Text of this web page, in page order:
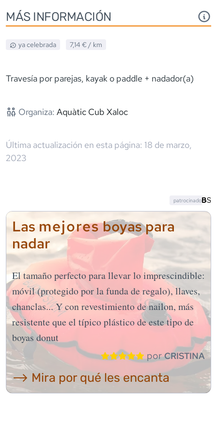
MÁS INFORMACIÓN
ya celebrada 7,14 € / km
Travesía por parejas, kayak o paddle + nadador(a)
Organiza: Aquàtic Cub Xaloc
Última actualización en esta página: 18 de marzo,
2023
Las mejoresboyas para
nadar
El tamaño perfecto para llevar lo imprescindible:
móvil (protegido por la funda de regalo), llaves,
chanclas... Y con revestimiento de nailon, más
resistente que el típico plástico de este tipo de
boyas donut
porCRISTINA
⟶ Mira por qué les encanta
patrocinado